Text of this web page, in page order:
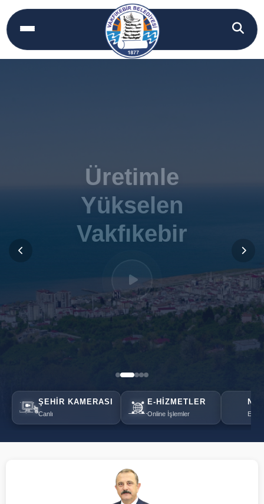
Üretimle
Yükselen
Vakfıkebir
Üretimle
Yükselen
Vakfıkebir
ŞEHIR KAMERASI
Canlı
E-HIZMETLER
Online İşlemler